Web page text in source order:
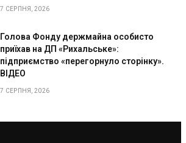
7 СЕРПНЯ, 2026
Голова Фонду держмайна особисто
приїхав на ДП «Рихальське»:
підприємство «перегорнуло сторінку».
ВІДЕО
7 СЕРПНЯ, 2026